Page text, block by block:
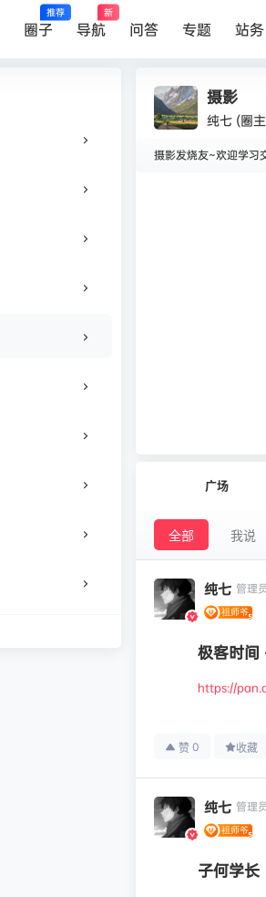
圈子
推荐
导航
新
问答 专题 站务
摄影
纯七 (圈
摄影发烧友~欢迎学习
广场
全部 我说
纯七 管理员
极客时
https://
赞 0 收藏
纯七 管理员
子何学长